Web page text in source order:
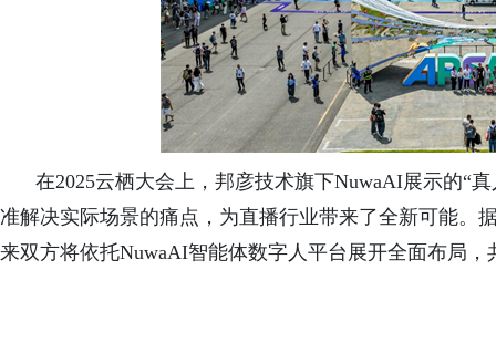
在2025云栖大会上， 邦彦技术旗下NuwaAI展示的“
准解决实际场景的痛点，为直播行业带来了全新可能。
来双方将依托NuwaAI智能体数字人平台展开全面布局